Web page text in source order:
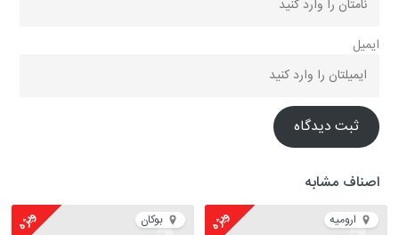
ایمیل
ثبت دیدگاه
اصناف مشابه
ارومیه ویژه بوکان ویژه